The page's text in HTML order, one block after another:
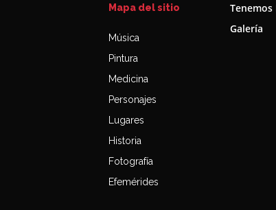
Mapa del sitio
Música
Pintura
Medicina
Personajes
Lugares
Historia
Fotografía
Efemérides
Galería